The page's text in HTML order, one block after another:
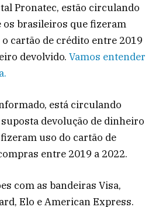
Pronatec, estão circulando
os brasileiros que fizeram
cartão de crédito entre 2019
devolvido. Vamos entender
está circulando
devolução de dinheiro
uso do cartão de
entre 2019 a 2022.
com as bandeiras Visa,
Elo e American Express.